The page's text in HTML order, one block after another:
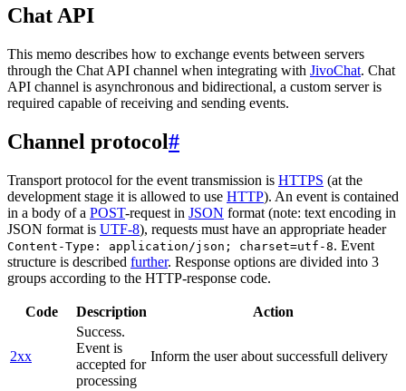
Chat API
This memo describes how to exchange events between servers
through the Chat API channel when integrating with JivoChat. Chat
API channel is asynchronous and bidirectional, a custom server is
required capable of receiving and sending events.
Channel protocol#
Transport protocol for the event transmission is HTTPS (at the
development stage it is allowed to use HTTP). An event is contained
in a body of a POST-request in JSON format (note: text encoding in
JSON format is UTF-8), requests must have an appropriate header
Content-Type: application/json; charset=utf-8. Event
structure is described further. Response options are divided into 3
groups according to the HTTP-response code.
Code Description Action
2xx
Success.
Event is
accepted for
processing
Inform the user about successfull delivery